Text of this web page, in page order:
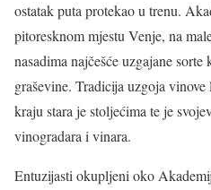
ostatak puta protekao u trenu.
pitoresknom mjestu Venje, na
nasadima najčešće uzgajane
graševine. Tradicija uzgoja
kraju stara je stoljećima te je
vinogradara i vinara.
Entuzijasti okupljeni oko